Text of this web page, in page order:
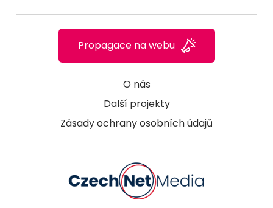
O nás
Další projekty
Zásady ochrany osobních údajů
Propagace na webu